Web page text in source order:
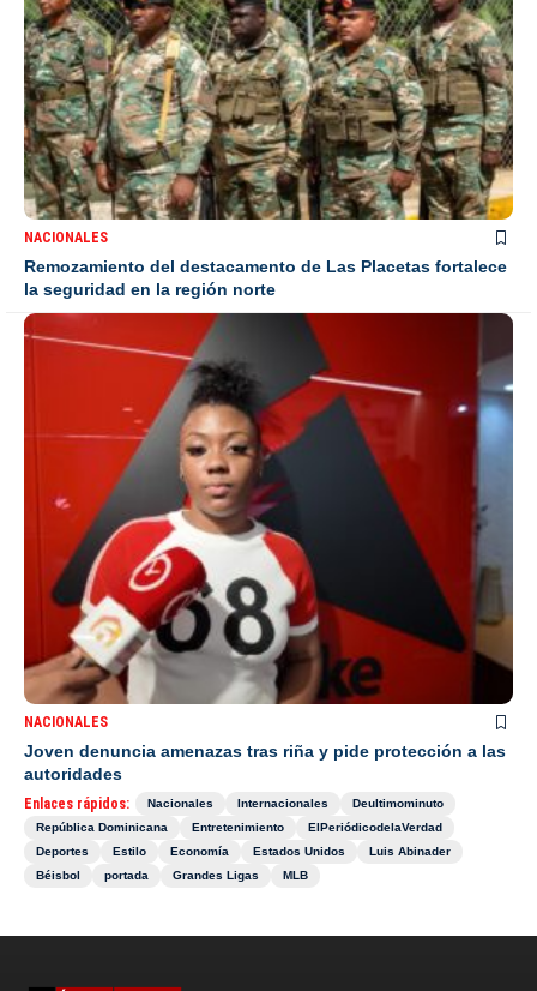
NACIONALES
Remozamiento del destacamento de Las Placetas fortalece
la seguridad en la región norte
NACIONALES
Joven denuncia amenazas tras riña y pide protección a las
autoridades
Enlaces rápidos: Nacionales Internacionales
Deultimominuto
República Dominicana
Entretenimiento
ElPeriódicodelaVerdad
Deportes
Estilo Economía Estados Unidos
Luis Abinader
Béisbol
portada Grandes Ligas MLB